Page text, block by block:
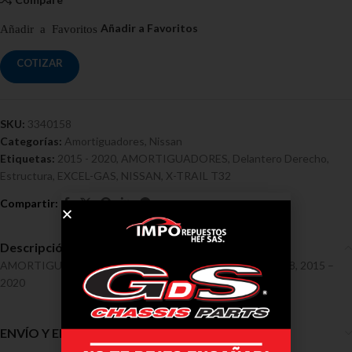
COTIZAR
SKU: 3340158
Categorías: Amortiguadores Nissan
Etiquetas: 2015 - 2020 AMORTIGUADORES Delantero Derecho
Estructura EXCEL-GAS NISSAN X-TRAIL T32
Descripción
AMORTIGUADORES / NISSAN / X-TRAIL T32 Ref 3340158, 2015 –
2020
ENVÍO Y ENTREGA